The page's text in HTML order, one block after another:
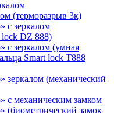
(терморазрыв 3к)
с зеркалом
lock DZ 888)
с зеркалом (умная
Smart lock T888
зеркалом (механический
с механическим замком
(биометрический замок